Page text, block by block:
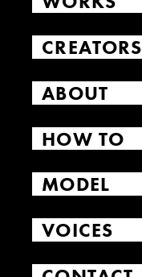
CREATORS
ABOUT
HOW TO
MODEL
VOICES